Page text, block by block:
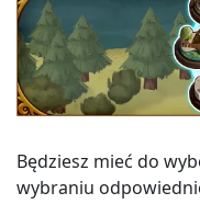
Będziesz mieć do
wybraniu